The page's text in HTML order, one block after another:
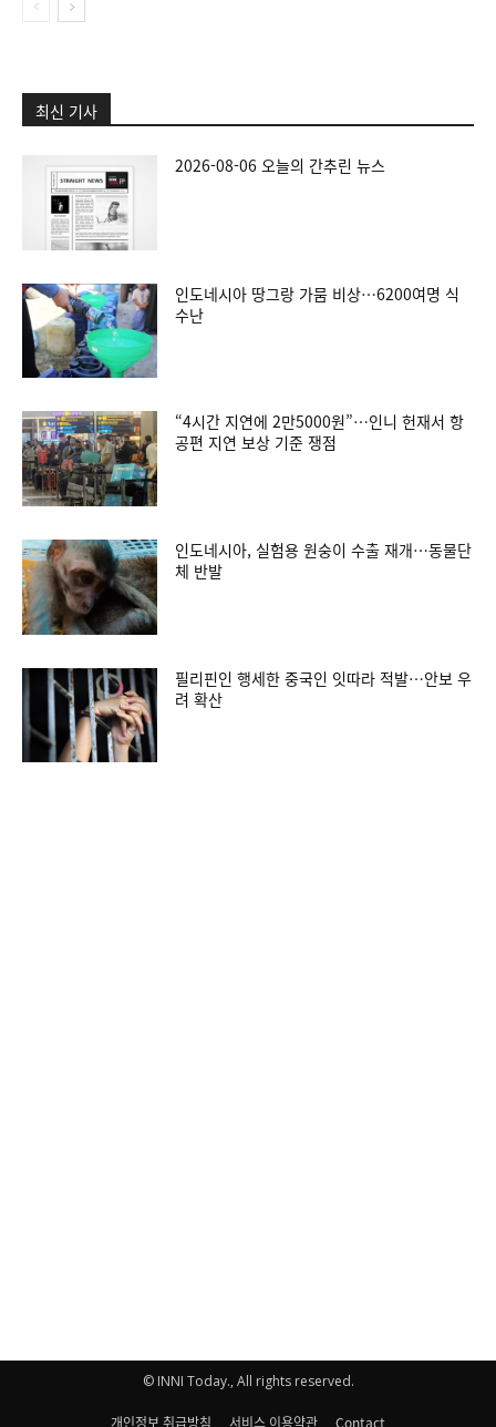
최신 기사
2026-08-06 오늘의 간추린 뉴스
인도네시아 땅그랑 가뭄 비상…6200여명 식
수난
“4시간 지연에 2만5000원”…인니 헌재서 항
공편 지연 보상 기준 쟁점
인도네시아, 실험용 원숭이 수출 재개…동물단
체 반발
필리핀인 행세한 중국인 잇따라 적발…안보 우
려 확산
© INNI Today., All rights reserved.
개인정보 취급방침 서비스 이용약관 Contact